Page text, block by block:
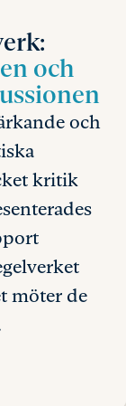
och
och
kritik
möter de